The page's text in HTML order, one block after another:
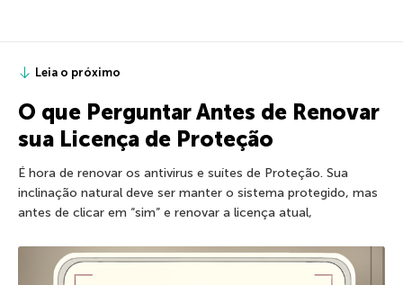
Leia o próximo
O que Perguntar Antes de Renovar
sua Licença de Proteção
É hora de renovar os antivirus e suítes de Proteção. Sua
inclinação natural deve ser manter o sistema protegido, mas
antes de clicar em “sim” e renovar a licença atual,